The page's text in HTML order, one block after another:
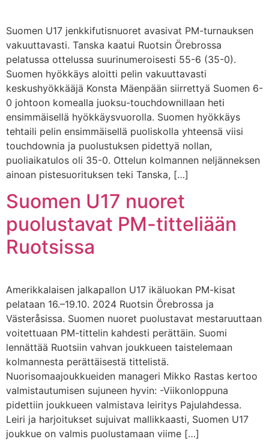
Suomen U17 jenkkifutisnuoret avasivat PM-turnauksen
vakuuttavasti. Tanska kaatui Ruotsin Örebrossa
pelatussa ottelussa suurinumeroisesti 55-6 (35-0).
Suomen hyökkäys aloitti pelin vakuuttavasti
keskushyökkääjä Konsta Mäenpään siirrettyä Suomen 6-
0 johtoon komealla juoksu-touchdownillaan heti
ensimmäisellä hyökkäysvuorolla. Suomen hyökkäys
tehtaili pelin ensimmäisellä puoliskolla yhteensä viisi
touchdownia ja puolustuksen pidettyä nollan,
puoliaikatulos oli 35-0. Ottelun kolmannen neljänneksen
ainoan pistesuorituksen teki Tanska, […]
Suomen U17 nuoret
puolustavat PM-titteliään
Ruotsissa
Amerikkalaisen jalkapallon U17 ikäluokan PM-kisat
pelataan 16.–19.10. 2024 Ruotsin Örebrossa ja
Västeråsissa. Suomen nuoret puolustavat mestaruuttaan
voitettuaan PM-tittelin kahdesti perättäin. Suomi
lennättää Ruotsiin vahvan joukkueen taistelemaan
kolmannesta perättäisestä tittelistä.
Nuorisomaajoukkueiden manageri Mikko Rastas kertoo
valmistautumisen sujuneen hyvin: -Viikonloppuna
pidettiin joukkueen valmistava leiritys Pajulahdessa.
Leiri ja harjoitukset sujuivat mallikkaasti, Suomen U17
joukkue on valmis puolustamaan viime […]